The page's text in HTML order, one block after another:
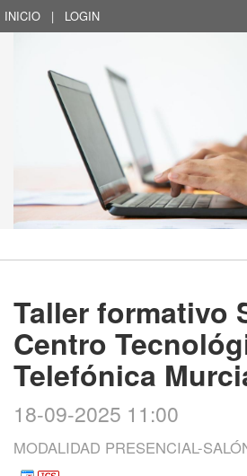
INICIO | LOGIN
Taller formativo
Centro
Telefónica
18-09-2025 11:00
MODALIDAD PRESENCIAL-